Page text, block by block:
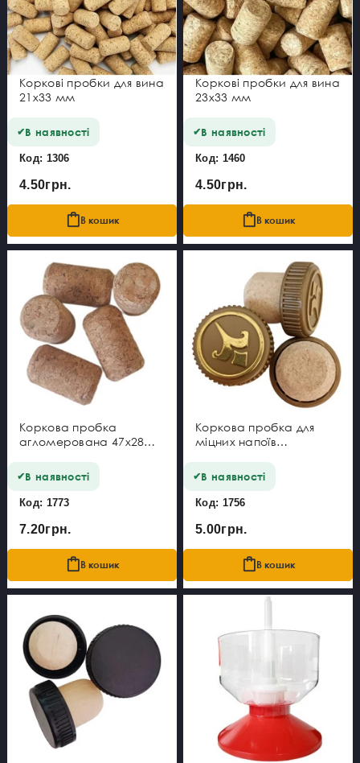
Коркові пробки для вина
21x33 мм
В наявності
Код: 1306
4.50грн.
В кошик
Коркові пробки для вина
23x33 мм
В наявності
Код: 1460
4.50грн.
В кошик
Коркова пробка
агломерована 47x28
В наявності
Код: 1773
7.20грн.
В кошик
Коркова пробка для
міцних напоїв
В наявності
Код: 1756
5.00грн.
В кошик